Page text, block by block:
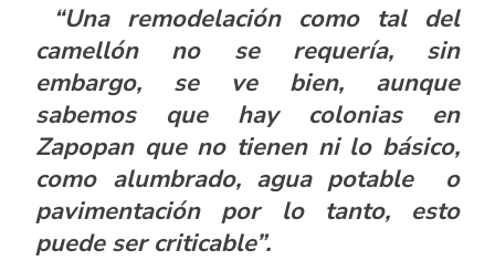
“Una remodelación como tal del
camellón no se requería, sin
embargo, se ve bien, aunque
sabemos que hay colonias en
Zapopan que no tienen ni lo básico,
como alumbrado, agua potable o
pavimentación por lo tanto, esto
puede ser criticable”.